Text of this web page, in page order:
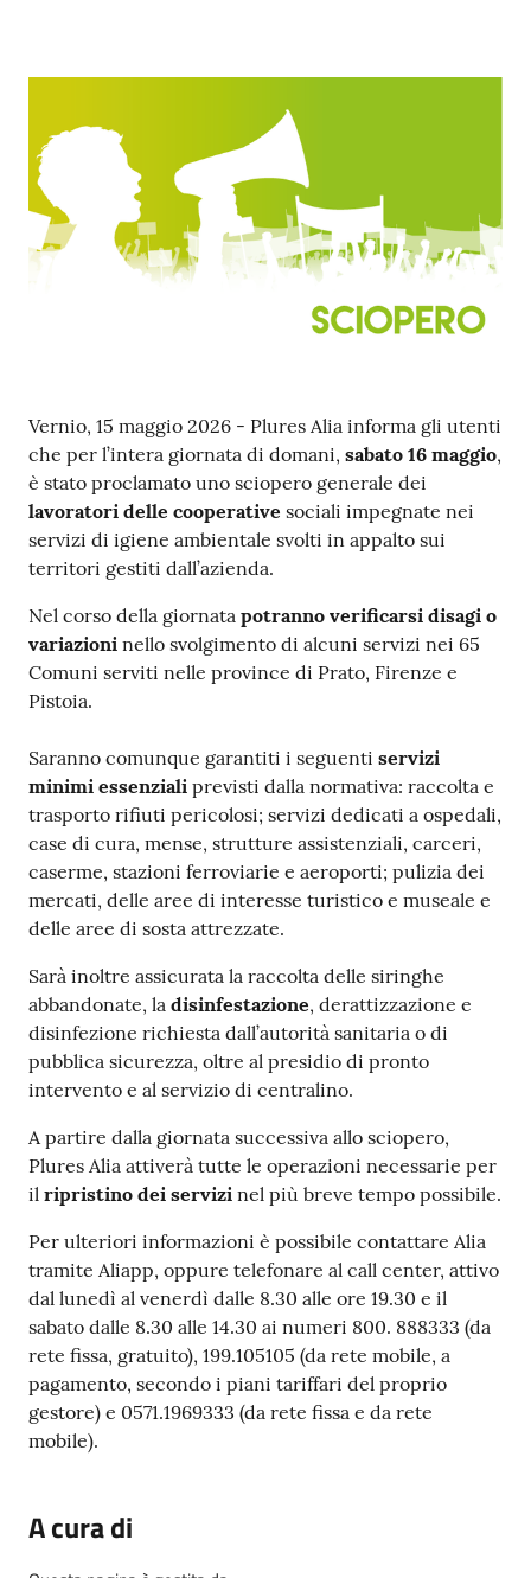
Contenuto
Vernio, 15 maggio 2026 - Plures Alia informa gli utenti
che per l’intera giornata di domani, sabato 16 maggio,
è stato proclamato uno sciopero generale dei
lavoratori delle cooperative sociali impegnate nei
servizi di igiene ambientale svolti in appalto sui
territori gestiti dall’azienda.
Nel corso della giornata potranno verificarsi disagi o
variazioni nello svolgimento di alcuni servizi nei 65
Comuni serviti nelle province di Prato, Firenze e
Pistoia.
Saranno comunque garantiti i seguenti servizi
minimi essenziali previsti dalla normativa: raccolta e
trasporto rifiuti pericolosi; servizi dedicati a ospedali,
case di cura, mense, strutture assistenziali, carceri,
caserme, stazioni ferroviarie e aeroporti; pulizia dei
mercati, delle aree di interesse turistico e museale e
delle aree di sosta attrezzate.
Sarà inoltre assicurata la raccolta delle siringhe
abbandonate, la disinfestazione, derattizzazione e
disinfezione richiesta dall’autorità sanitaria o di
pubblica sicurezza, oltre al presidio di pronto
intervento e al servizio di centralino.
A partire dalla giornata successiva allo sciopero,
Plures Alia attiverà tutte le operazioni necessarie per
il ripristino dei servizi nel più breve tempo possibile.
Per ulteriori informazioni è possibile contattare Alia
tramite Aliapp, oppure telefonare al call center, attivo
dal lunedì al venerdì dalle 8.30 alle ore 19.30 e il
sabato dalle 8.30 alle 14.30 ai numeri 800. 888333 (da
rete fissa, gratuito), 199.105105 (da rete mobile, a
pagamento, secondo i piani tariffari del proprio
gestore) e 0571.1969333 (da rete fissa e da rete
mobile).
A cura di